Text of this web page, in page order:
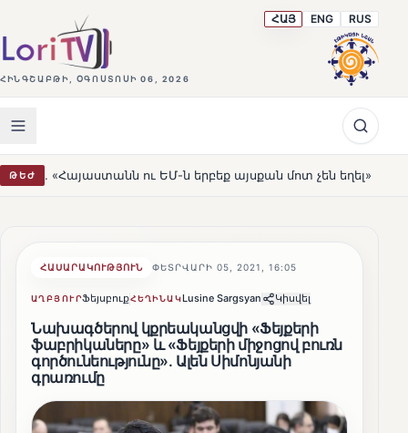
ՀԻՆԳՇԱԲԹԻ, ՕԳՈՍՏՈՍԻ 06, 2026
ՀԱՅ ENG RUS
ԹԵԺու ԵՄ-ն երբեք այսքան մոտ չեն եղել» HOT
ՀԱՍԱՐԱԿՈՒԹՅՈՒՆ ՓԵՏՐՎԱՐԻ 05, 2021, 16:05
ԱՂԲՅՈՒՐՖեյսբուքՀԵՂԻՆԱԿLusine Sargsyan Կիսվել
Նախագծերով կքրեականցվի «Ֆեյքերի
ֆաբրիկաները» և «Ֆեյքերի միջոցով բուռն
գործունեությունը». Ալեն Սիմոնյանի
գրառումը